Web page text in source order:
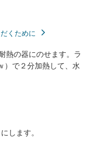
くために
熱の器にのせます。ラ
）で２分加熱して、水
します。